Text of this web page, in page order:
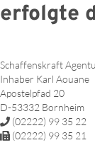
erfolgte
Schaffenskraft
Inhaber Karl Aouane
Apostelpfad 20
D-53332 Bornheim
(02222) 99 35 22
(02222) 99 35 21